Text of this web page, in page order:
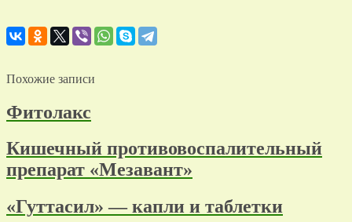
Похожие записи
Фитолакс
Кишечный противовоспалительный
препарат «Мезавант»
«Гуттасил» — капли и таблетки